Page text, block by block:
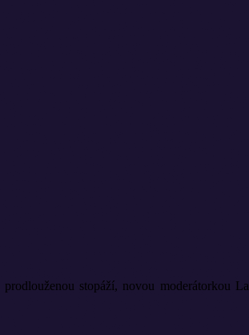
stopáží, novou moderátorkou